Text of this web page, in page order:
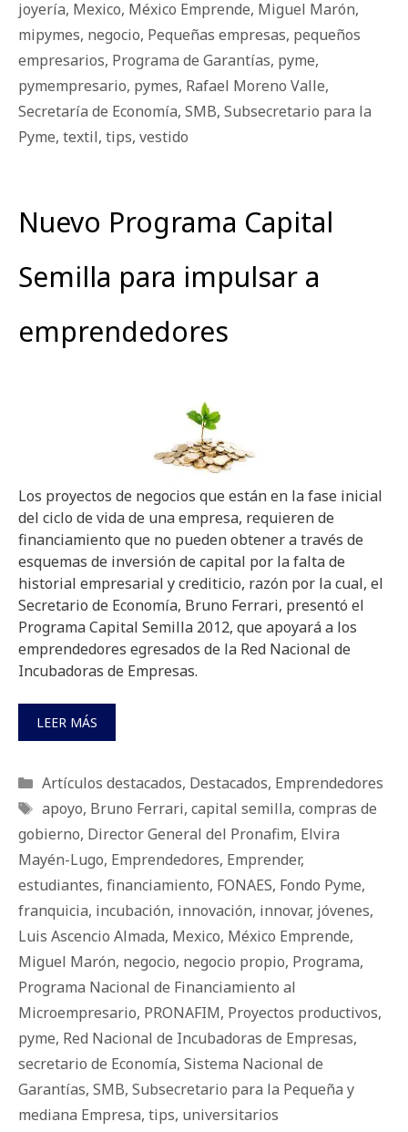
joyería, Mexico, México Emprende, Miguel Marón,
mipymes, negocio, Pequeñas empresas, pequeños
empresarios, Programa de Garantías, pyme,
pymempresario, pymes, Rafael Moreno Valle,
Secretaría de Economía, SMB, Subsecretario para la
Pyme, textil, tips, vestido
Nuevo Programa Capital
Semilla para impulsar a
emprendedores
Los proyectos de negocios que están en la fase inicial
del ciclo de vida de una empresa, requieren de
financiamiento que no pueden obtener a través de
esquemas de inversión de capital por la falta de
historial empresarial y crediticio, razón por la cual, el
Secretario de Economía, Bruno Ferrari, presentó el
Programa Capital Semilla 2012, que apoyará a los
emprendedores egresados de la Red Nacional de
Incubadoras de Empresas.
LEER MÁS
Categorías
Artículos destacados, Destacados, Emprendedores
Etiquetas
apoyo, Bruno Ferrari, capital semilla, compras de
gobierno, Director General del Pronafim, Elvira
Mayén-Lugo, Emprendedores, Emprender,
estudiantes, financiamiento, FONAES, Fondo Pyme,
franquicia, incubación, innovación, innovar, jóvenes,
Luis Ascencio Almada, Mexico, México Emprende,
Miguel Marón, negocio, negocio propio, Programa,
Programa Nacional de Financiamiento al
Microempresario, PRONAFIM, Proyectos productivos,
pyme, Red Nacional de Incubadoras de Empresas,
secretario de Economía, Sistema Nacional de
Garantías, SMB, Subsecretario para la Pequeña y
mediana Empresa, tips, universitarios